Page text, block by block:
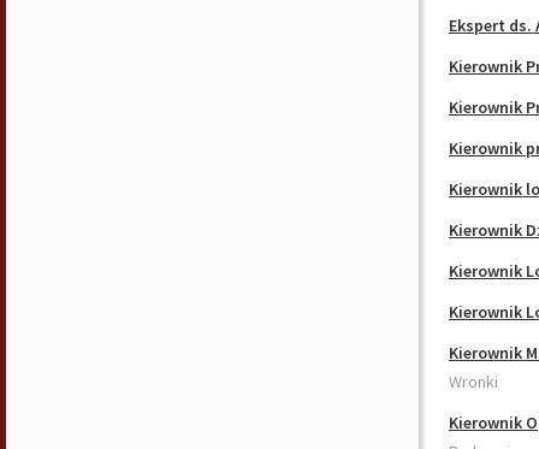
Ekspert ds.
Kierownik
Kierownik
Kierownik
Kierownik
Kierownik
Kierownik
Kierownik
Kierownik
Wronki
Kierownik